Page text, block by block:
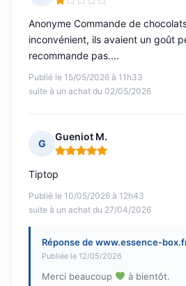
Note : 1 sur 5
Publié le 15/05/2026 à 11h33
suite à un achat du 02/05/2026
Anonyme Commande de
inconvénient, ils avaient un goût
recommande pas....
G
Gueniot M.
Note : 5 sur 5
Publié le 10/05/2026 à 12h43
suite à un achat du 27/04/2026
Tiptop
Réponse de www.essence-
Publiée le 12/05/2026
Merci beaucoup à bientôt.